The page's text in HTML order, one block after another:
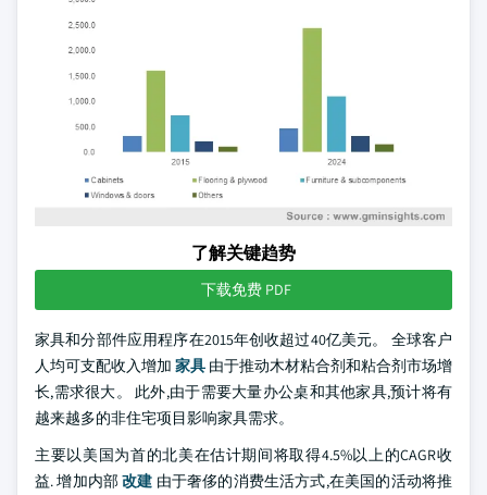
了解关键趋势
下载免费 PDF
家具和分部件应用程序在2015年创收超过40亿美元。 全球客户
人均可支配收入增加 家具 由于推动木材粘合剂和粘合剂市场增
长,需求很大。 此外,由于需要大量办公桌和其他家具,预计将有
越来越多的非住宅项目影响家具需求。
主要以美国为首的北美在估计期间将取得4.5%以上的CAGR收
益. 增加内部改建 由于奢侈的消费生活方式,在美国的活动将推